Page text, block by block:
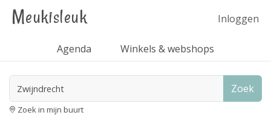
Meukisleuk Inloggen
Agenda Winkels & webshops
Zoek
Zoek in mijn buurt